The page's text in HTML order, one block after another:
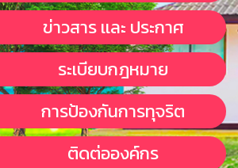
ข่าวสาร เเละ ประกาศ
ระเบียบกฎหมาย
การป้องกันการทุจริต
ติดต่อองค์กร